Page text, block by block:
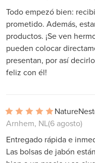
Todo empezó bien:
prometido. Además,
productos. ¡Se ven
pueden colocar
presentan, por así
feliz con él!
NatureNest
Arnhem, NL(6 agosto)
Entregado rápida e
Las bolsas de jabón